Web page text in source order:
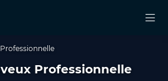
Professionnelle